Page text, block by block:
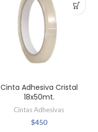
Cinta Adhesiva Cristal
18x50mt.
Cintas Adhesivas
$450